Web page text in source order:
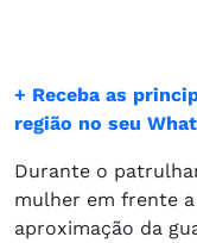
+ Receba as
região no seu
Durante o
mulher em frente
aproximação da